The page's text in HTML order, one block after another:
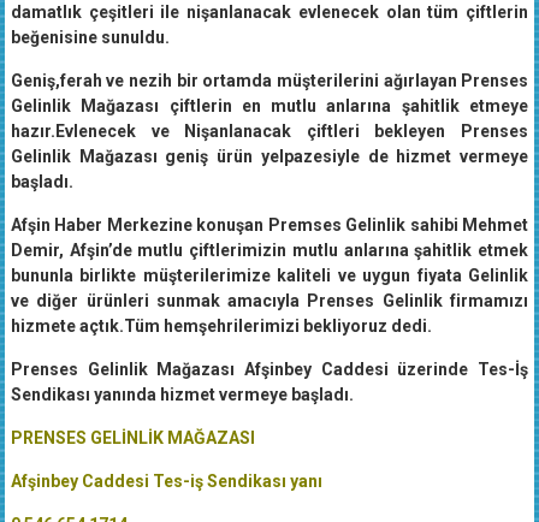
damatlık çeşitleri ile nişanlanacak evlenecek olan tüm çiftlerin
beğenisine sunuldu.
Geniş,ferah ve nezih bir ortamda müşterilerini ağırlayan Prenses
Gelinlik Mağazası çiftlerin en mutlu anlarına şahitlik etmeye
hazır.Evlenecek ve Nişanlanacak çiftleri bekleyen Prenses
Gelinlik Mağazası geniş ürün yelpazesiyle de hizmet vermeye
başladı.
Afşin Haber Merkezine konuşan Premses Gelinlik sahibi Mehmet
Demir, Afşin’de mutlu çiftlerimizin mutlu anlarına şahitlik etmek
bununla birlikte müşterilerimize kaliteli ve uygun fiyata Gelinlik
ve diğer ürünleri sunmak amacıyla Prenses Gelinlik firmamızı
hizmete açtık.Tüm hemşehrilerimizi bekliyoruz dedi.
Prenses Gelinlik Mağazası Afşinbey Caddesi üzerinde Tes-İş
Sendikası yanında hizmet vermeye başladı.
PRENSES GELİNLİK MAĞAZASI
Afşinbey Caddesi Tes-iş Sendikası yanı